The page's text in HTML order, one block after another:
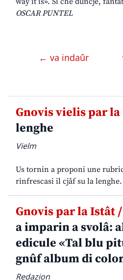
OSCAR PUNTEL
← va indaûr
Gnovis vielis par
lenghe
Vielm
Us tornin a proponi une
rinfrescasi il cjâf su la lenghe.
Gnovis par la Istât /
a imparin a svolâ:
edicule «Tal blu
gnûf album di
Redazion